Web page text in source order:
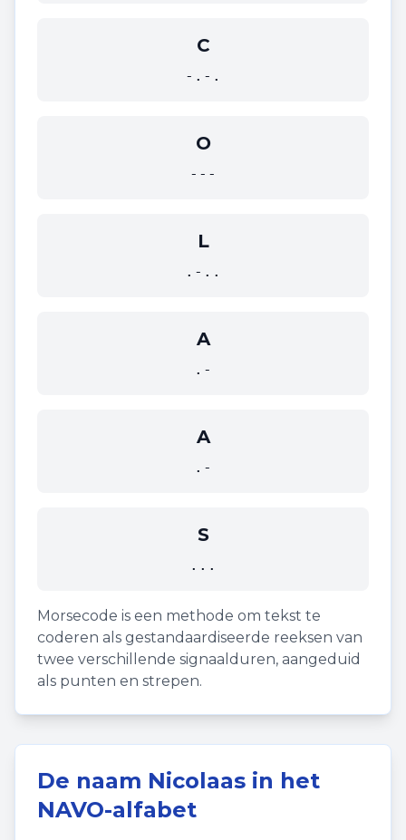
C
-.-.
O
---
L
.-..
A
.-
A
.-
S
...
Morsecode is een methode om tekst te
coderen als gestandaardiseerde reeksen van
twee verschillende signaalduren, aangeduid
als punten en strepen.
De naam Nicolaas in het
NAVO-alfabet